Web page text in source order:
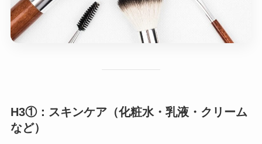
H3①：スキンケア（化粧水・乳液・クリーム
など）